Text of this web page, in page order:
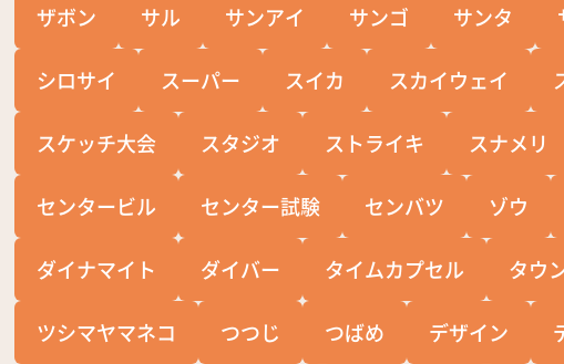
ザボン サル サンアイ サンゴ サンタ
シロサイ スーパー スイカ スカイウェイ
スケッチ大会 スタジオ ストライキ スナメリ
センタービル センター試験 センバツ ゾウ
ダイナマイト ダイバー タイムカプセル タウ
ツシマヤマネコ つつじ つばめ デザイン